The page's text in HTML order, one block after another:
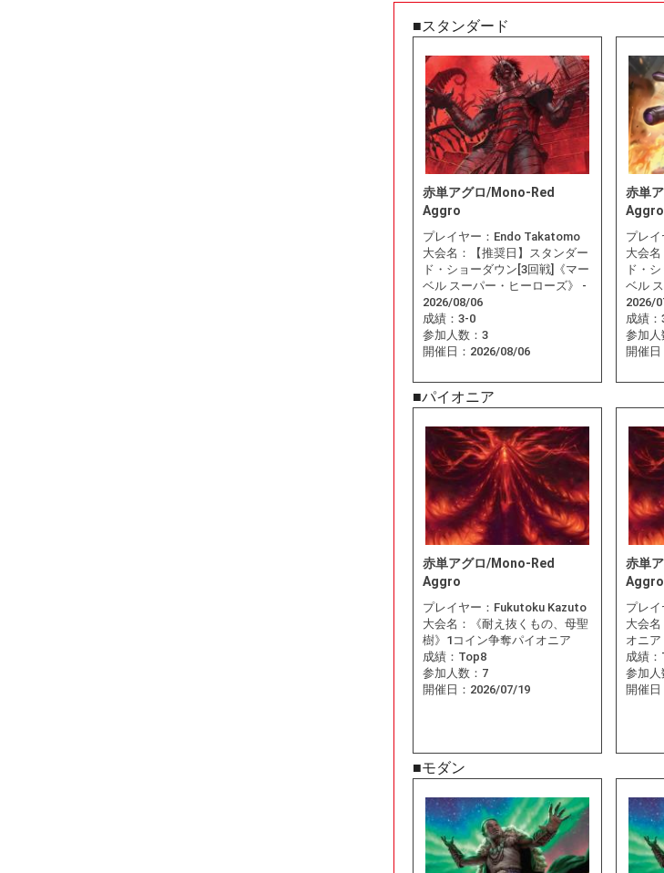
■スタンダード
赤単アグロ/Mono-Red
Aggro
プレイヤー： Endo Takatomo
大会名：
【推奨日】スタンダー
ド・ショーダウン[3回戦]《マー
ベル スーパー・ヒーローズ》 -
2026/08/06
成績： 3-0
参加人数： 3
開催日： 2026/08/06
赤単
Aggro
プレイ
大会名
ド・
ベル
2026/
成績：
参加人
開催日
■パイオニア
赤単アグロ/Mono-Red
Aggro
プレイヤー： Fukutoku Kazuto
大会名：
《耐え抜くもの、母聖
樹》1コイン争奪パイオニア
成績： Top8
参加人数： 7
開催日： 2026/07/19
赤単
Aggro
プレイ
大会名
オニア
成績：
参加人
開催日
■モダン